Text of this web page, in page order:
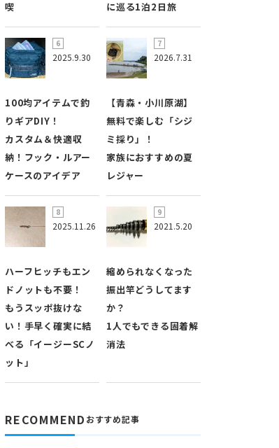
喫
に巡る1泊2日旅
2025.9.30
100均アイテムで釣
りギアDIY！
カスタム＆快適収
納！フック・ルアー
ケースのアイデア
2026.7.31
【青森・小川原湖】
無料で楽しむ「シジ
ミ採り」！
家族におすすめの夏
レジャー
2025.11.26
ハーフヒッチもエン
ドノットも不要！
もうスッポ抜けな
い！手早く確実に結
べる「イージーSCノ
ット」
2021.5.20
縮められなくなった
振出竿どうしてます
か？
1人でもできる固着解
消法
RECOMMEND おすすめ記事